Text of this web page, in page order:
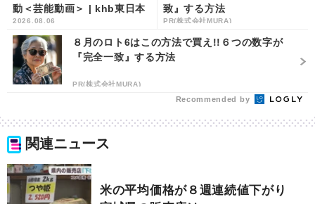
動＜芸能動画＞ | khb東日本
放送
2026.08.06
致』する方法
PR(株式会社MURA)
８月のロト6はこの方法で買え!!６つの数字が
『完全一致』する方法
PR(株式会社MURA)
Recommended by
関連ニュース
米の平均価格が８週連続値下がり